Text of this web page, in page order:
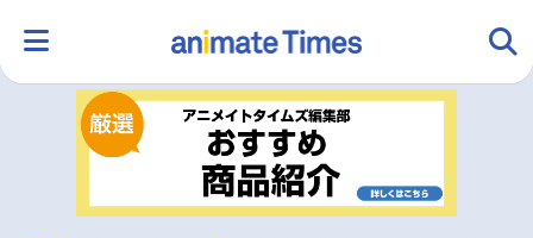
ランキング アニメ